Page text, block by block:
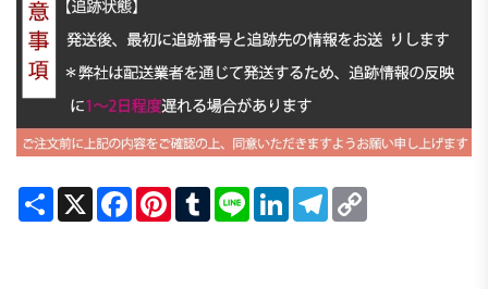
Share X FacebookPinterestTumblrLine LinkedInTelegram